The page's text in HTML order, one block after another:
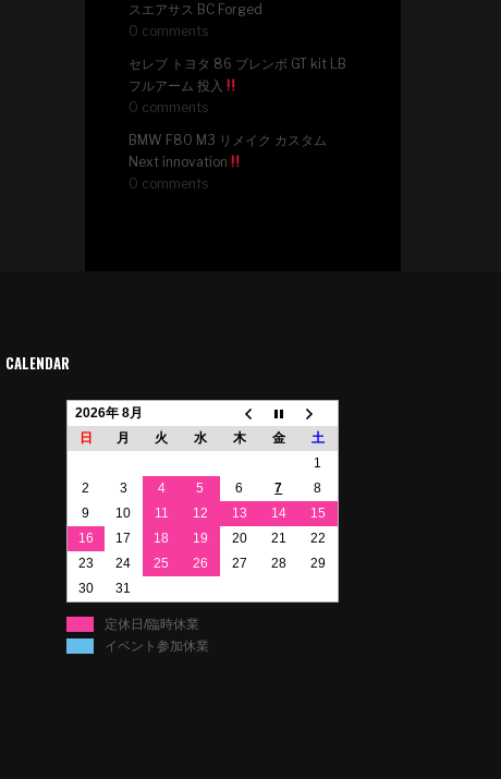
スエアサス BC Forged
0 comments
セレブ トヨタ 86 ブレンボ GT kit LB
フルアーム 投入
0 comments
BMW F80 M3 リメイク カスタム
Next innovation
0 comments
CALENDAR
2026年 8月
日
月 火 水 木 金
土
1
2
3 4 5 6 7
8
9
10 11 12 13 14
15
16
17 18 19 20 21
22
23
24 25 26 27 28
29
30
31
定休日/臨時休業
イベント参加休業